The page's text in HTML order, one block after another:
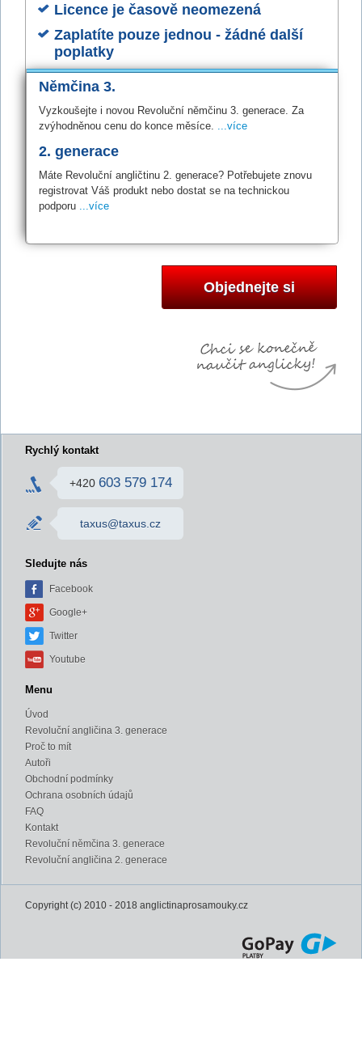
Licence je časově neomezená
Zaplatíte pouze jednou - žádné další
poplatky
Němčina 3.
Vyzkoušejte i novou Revoluční němčinu 3. generace. Za
zvýhodněnou cenu do konce měsíce. ...více
2. generace
Máte Revoluční angličtinu 2. generace? Potřebujete znovu
registrovat Váš produkt nebo dostat se na technickou
podporu ...více
Objednejte si
Rychlý kontakt
+420 603 579 174
taxus@taxus.cz
Sledujte nás
Facebook
Google+
Twitter
Youtube
Menu
Úvod
Revoluční angličina 3. generace
Proč to mít
Autoři
Obchodní podmínky
Ochrana osobních údajů
FAQ
Kontakt
Revoluční němčina 3. generace
Revoluční angličina 2. generace
Copyright (c) 2010 - 2018 anglictinaprosamouky.cz